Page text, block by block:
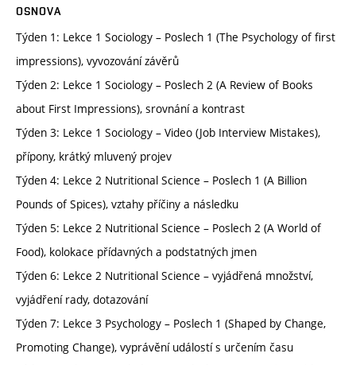
OSNOVA
Týden 1: Lekce 1 Sociology – Poslech 1 (The Psychology of first
impressions), vyvozování závěrů
Týden 2: Lekce 1 Sociology – Poslech 2 (A Review of Books
about First Impressions), srovnání a kontrast
Týden 3: Lekce 1 Sociology – Video (Job Interview Mistakes),
přípony, krátký mluvený projev
Týden 4: Lekce 2 Nutritional Science – Poslech 1 (A Billion
Pounds of Spices), vztahy příčiny a následku
Týden 5: Lekce 2 Nutritional Science – Poslech 2 (A World of
Food), kolokace přídavných a podstatných jmen
Týden 6: Lekce 2 Nutritional Science – vyjádřená množství,
vyjádření rady, dotazování
Týden 7: Lekce 3 Psychology – Poslech 1 (Shaped by Change,
Promoting Change), vyprávění událostí s určením času